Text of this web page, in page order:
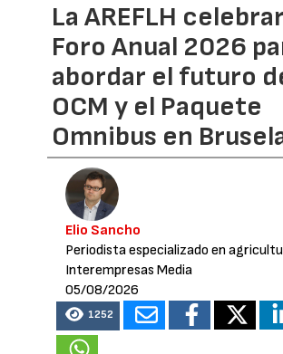
La AREFLH
Foro Anual 2026
abordar el futuro
OCM y el Paquete
Omnibus en
Elio Sancho
Periodista especializado en
Interempresas Media
05/08/2026
1252